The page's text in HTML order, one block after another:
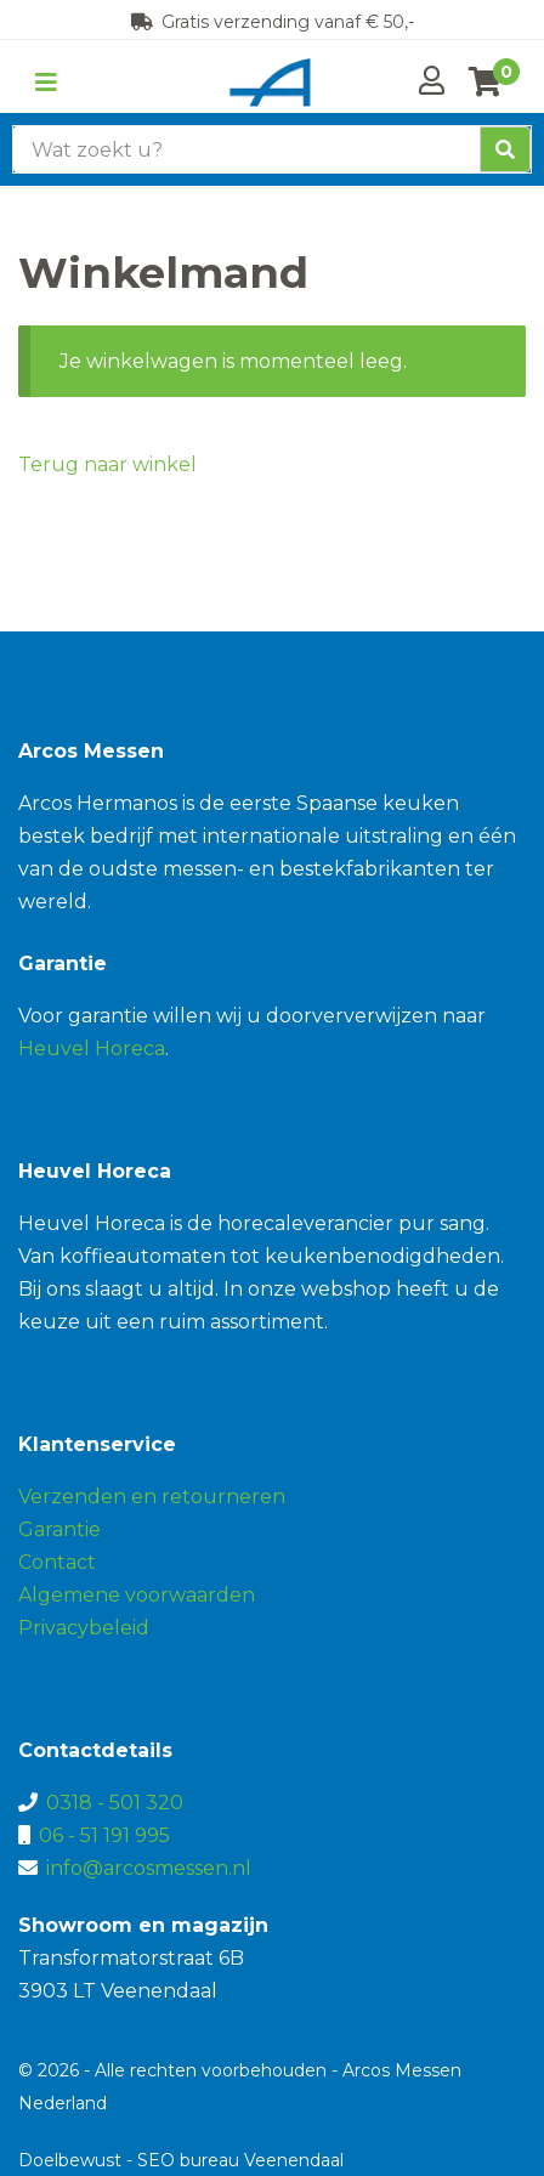
Gratis verzending vanaf € 50,-
0
Zoek
naar:
Winkelmand
Je winkelwagen is momenteel leeg.
Terug naar winkel
Arcos Messen
Arcos Hermanos is de eerste Spaanse keuken
bestek bedrijf met internationale uitstraling en één
van de oudste messen- en bestekfabrikanten ter
wereld.
Garantie
Voor garantie willen wij u doorververwijzen naar
Heuvel Horeca.
Heuvel Horeca
Heuvel Horeca is de horecaleverancier pur sang.
Van koffieautomaten tot keukenbenodigdheden.
Bij ons slaagt u altijd. In onze webshop heeft u de
keuze uit een ruim assortiment.
Klantenservice
Verzenden en retourneren
Garantie
Contact
Algemene voorwaarden
Privacybeleid
Contactdetails
0318 - 501 320
06 - 51 191 995
info@arcosmessen.nl
Showroom en magazijn
Transformatorstraat 6B
3903 LT Veenendaal
© 2026 - Alle rechten voorbehouden - Arcos Messen
Nederland
Doelbewust - SEO bureau Veenendaal